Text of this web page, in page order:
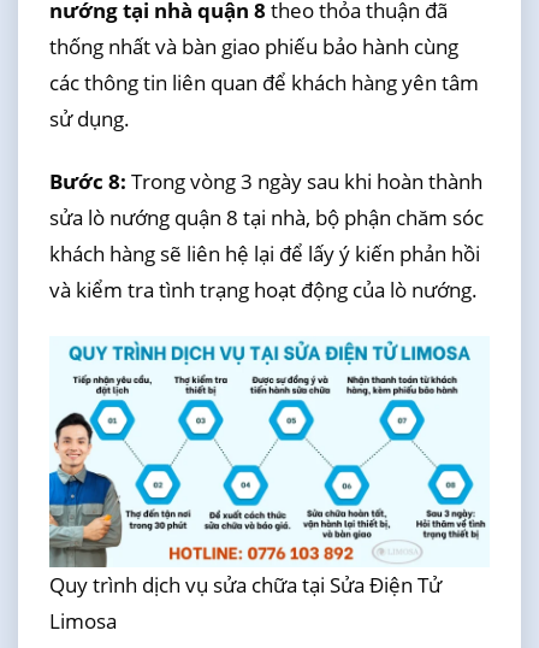
nướng tại nhà quận 8 theo thỏa thuận đã
thống nhất và bàn giao phiếu bảo hành cùng
các thông tin liên quan để khách hàng yên tâm
sử dụng.
Bước 8: Trong vòng 3 ngày sau khi hoàn thành
sửa lò nướng quận 8 tại nhà, bộ phận chăm sóc
khách hàng sẽ liên hệ lại để lấy ý kiến phản hồi
và kiểm tra tình trạng hoạt động của lò nướng.
Quy trình dịch vụ sửa chữa tại Sửa Điện Tử
Limosa